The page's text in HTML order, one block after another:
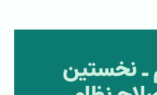
نخستین‌